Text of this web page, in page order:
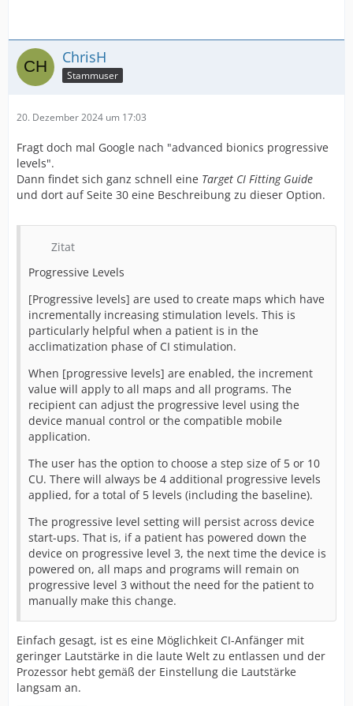
ChrisH
Stammuser
20. Dezember 2024 um 17:03
Fragt doch mal Google nach "advanced bionics progressive
levels".
Dann findet sich ganz schnell eine Target CI Fitting Guide
und dort auf Seite 30 eine Beschreibung zu dieser Option.
Zitat
Progressive Levels
[Progressive levels] are used to create maps which have
incrementally increasing stimulation levels. This is
particularly helpful when a patient is in the
acclimatization phase of CI stimulation.
When [progressive levels] are enabled, the increment
value will apply to all maps and all programs. The
recipient can adjust the progressive level using the
device manual control or the compatible mobile
application.
The user has the option to choose a step size of 5 or 10
CU. There will always be 4 additional progressive levels
applied, for a total of 5 levels (including the baseline).
The progressive level setting will persist across device
start-ups. That is, if a patient has powered down the
device on progressive level 3, the next time the device is
powered on, all maps and programs will remain on
progressive level 3 without the need for the patient to
manually make this change.
Einfach gesagt, ist es eine Möglichkeit CI-Anfänger mit
geringer Lautstärke in die laute Welt zu entlassen und der
Prozessor hebt gemäß der Einstellung die Lautstärke
langsam an.